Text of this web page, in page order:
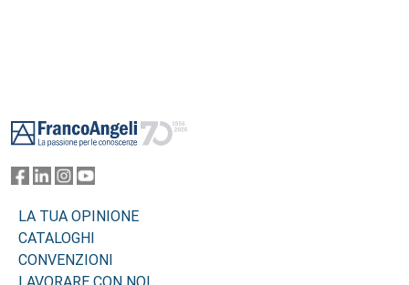
LA TUA OPINIONE
CATALOGHI
CONVENZIONI